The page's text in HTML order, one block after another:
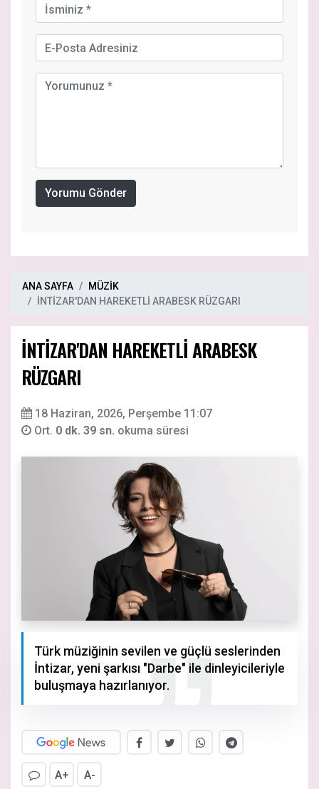
Yorumu Gönder
ANA SAYFA
MÜZİK
İNTİZAR'DAN HAREKETLİ ARABESK RÜZGARI
İNTİZAR'DAN HAREKETLİ ARABESK
RÜZGARI
18 Haziran, 2026, Perşembe 11:07
Ort. 0 dk. 39 sn. okuma süresi
Türk müziğinin sevilen ve güçlü seslerinden
İntizar, yeni şarkısı "Darbe" ile dinleyicileriyle
buluşmaya hazırlanıyor.
A+ A-